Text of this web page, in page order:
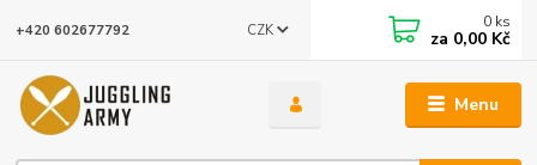
Menu
CZK
+420 602677792 0 ks
za 0,00 Kč